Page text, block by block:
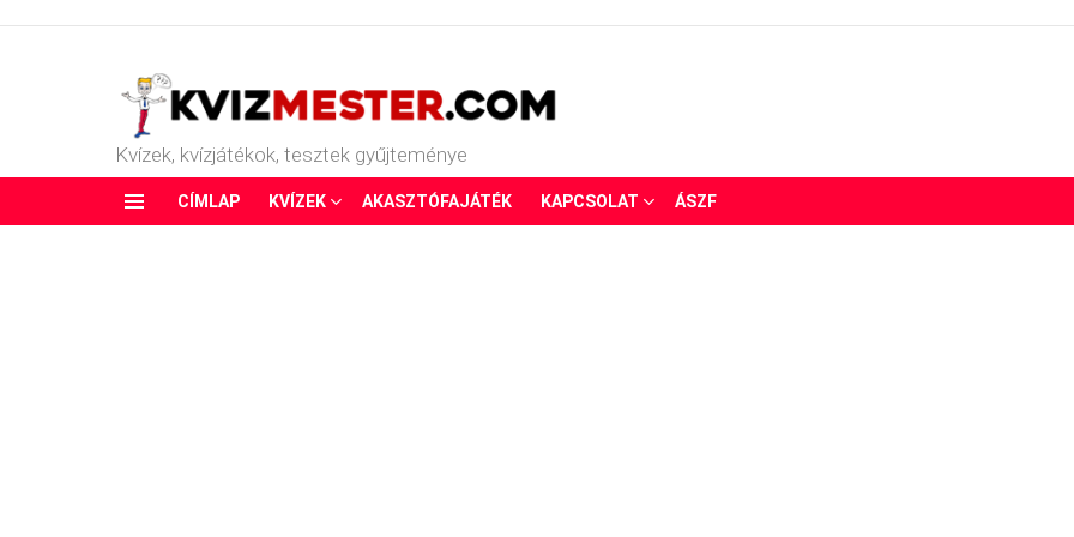
Kvízek, kvízjátékok, tesztek gyűjteménye
CÍMLAP KVÍZEK AKASZTÓFAJÁTÉK KAPCSOLAT ÁSZF